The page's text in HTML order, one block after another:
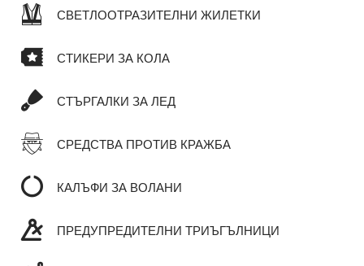
СВЕТЛООТРАЗИТЕЛНИ ЖИЛЕТКИ
СТИКЕРИ ЗА КОЛА
СТЪРГАЛКИ ЗА ЛЕД
СРЕДСТВА ПРОТИВ КРАЖБА
КАЛЪФИ ЗА ВОЛАНИ
ПРЕДУПРЕДИТЕЛНИ ТРИЪГЪЛНИЦИ